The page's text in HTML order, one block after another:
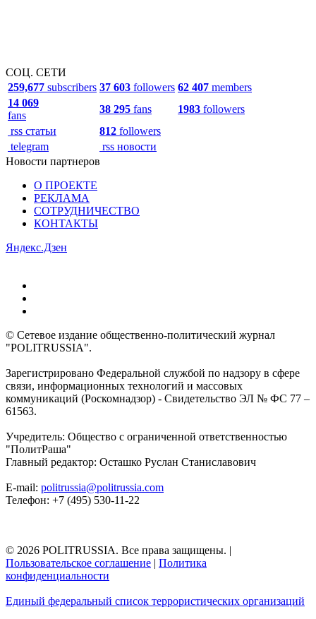
СОЦ. СЕТИ
259,677 subscribers 37 603 followers 62 407 members
14 069
fans
38 295 fans 1983 followers
rss статьи
812 followers
telegram
rss новости
Новости партнеров
О ПРОЕКТЕ
РЕКЛАМА
СОТРУДНИЧЕСТВО
КОНТАКТЫ
Яндекс.Дзен
© Сетевое издание общественно-политический журнал
"POLITRUSSIA".
Зарегистрировано Федеральной службой по надзору в сфере
связи, информационных технологий и массовых
коммуникаций (Роскомнадзор) - Свидетельство ЭЛ № ФС 77 –
61563.
Учредитель: Общество с ограниченной ответственностью
"ПолитРаша"
Главный редактор: Осташко Руслан Станиславович
E-mail: politrussia@politrussia.com
Телефон: +7 (495) 530-11-22
© 2026 POLITRUSSIA. Все права защищены. |
Пользовательское соглашение | Политика
конфиденциальности
Единый федеральный список террористических организаций